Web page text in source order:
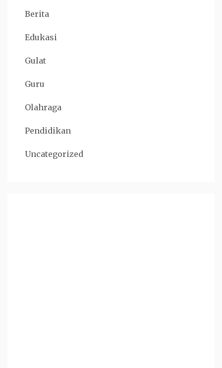
Berita
Edukasi
Gulat
Guru
Olahraga
Pendidikan
Uncategorized